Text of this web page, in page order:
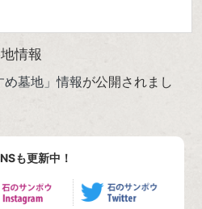
情報
め墓地」情報が公開されまし
も更新中！